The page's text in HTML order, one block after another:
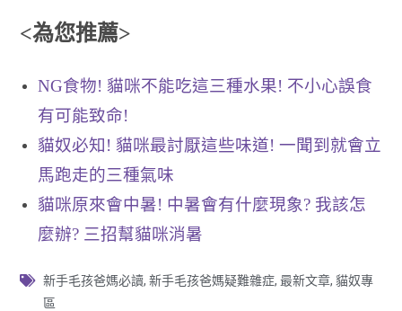
<為您推薦>
NG食物! 貓咪不能吃這三種水果! 不小心誤食
有可能致命!
貓奴必知! 貓咪最討厭這些味道! 一聞到就會立
馬跑走的三種氣味
貓咪原來會中暑! 中暑會有什麼現象? 我該怎
麼辦? 三招幫貓咪消暑
新手毛孩爸媽必讀,新手毛孩爸媽疑難雜症,最新文章, 貓奴專
區